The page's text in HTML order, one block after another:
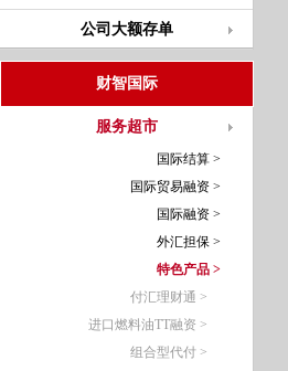
公司大额存单
财智国际
服务超市
国际结算 >
国际贸易融资 >
国际融资 >
外汇担保 >
特色产品 >
付汇理财通 >
进口燃料油TT融资 >
组合型代付 >